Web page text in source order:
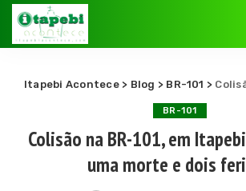
Itapebi Acontece> Blog > BR-101 > Colisão na BR-
BR-101
Colisão na BR-101, em
uma morte e dois